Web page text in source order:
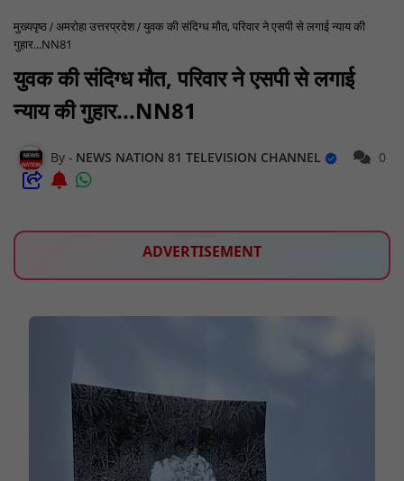
मुख्यपृष्ठ अमरोहा उत्तरप्रदेश युवक की संदिग्ध मौत, परिवार ने एसपी से लगाई न्याय की
गुहार...NN81
युवक की संदिग्ध मौत, परिवार ने एसपी से लगाई
न्याय की गुहार...NN81
NEWS NATION 81 TELEVISION CHANNEL 0
ADVERTISEMENT